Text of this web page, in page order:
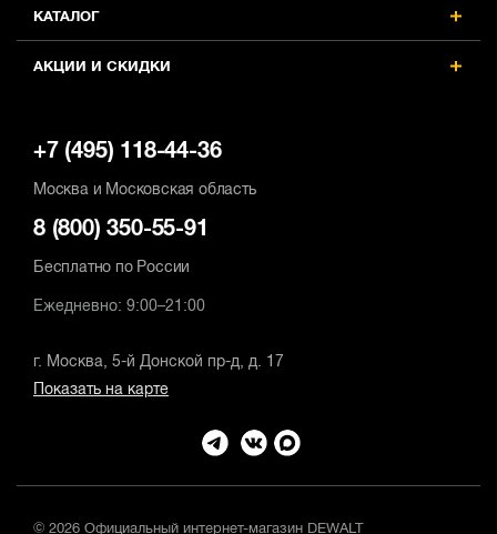
КАТАЛОГ
АКЦИИ И СКИДКИ
+7 (495) 118-44-36
Москва и Московская область
8 (800) 350-55-91
Бесплатно по России
Ежедневно: 9:00–21:00
г. Москва, 5-й Донской пр-д, д. 17
Показать на карте
© 2026 Официальный интернет-магазин DEWALT